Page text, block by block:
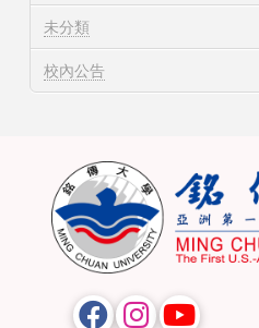
未分類
校內公告